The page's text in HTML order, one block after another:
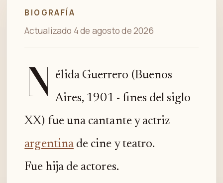
BIOGRAFÍA
Actualizado 4 de agosto de 2026
N
élida Guerrero (Buenos
Aires, 1901 - fines del siglo
XX) fue una cantante y actriz
argentinade cine y teatro.
Fue hija de actores.